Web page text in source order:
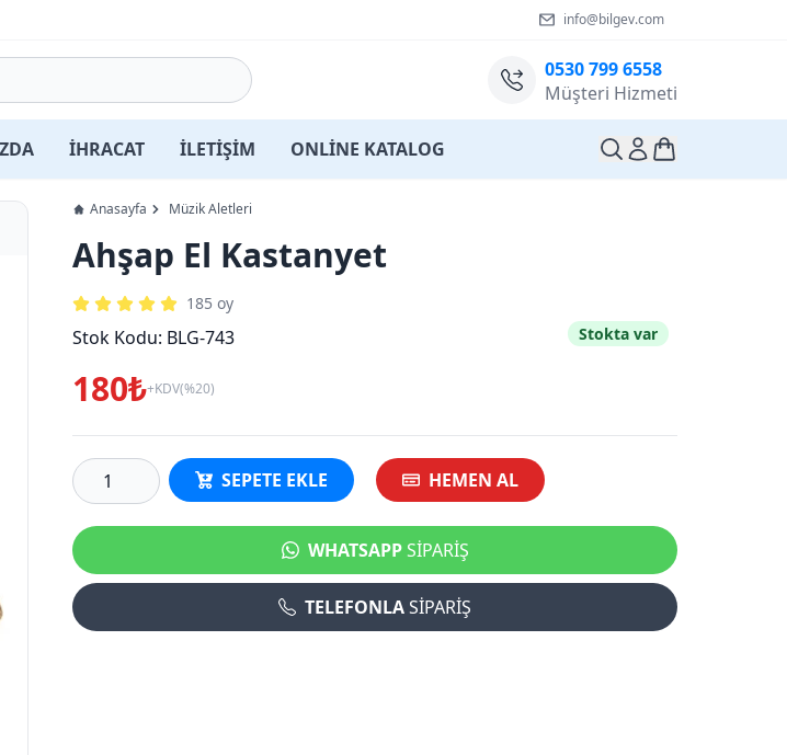
info@bilgev.com
0530 799 6558
Müşteri Hizmeti
İHRACAT İLETİŞİM ONLİNE KATALOG
Anasayfa Müzik Aletleri
Ahşap El Kastanyet
185 oy
Stok Kodu: BLG-743 Stokta var
180₺+KDV(%20)
SEPETE EKLE HEMEN AL
WHATSAPP SİPARİŞ
TELEFONLASİPARİŞ